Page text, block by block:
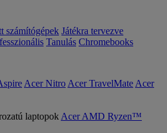
számítógépek Játékra tervezve
Tanulás Chromebooks
Acer Nitro Acer TravelMate Acer
Acer AMD Ryzen™